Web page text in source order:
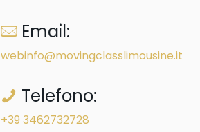
Email:
webinfo@movingclasslimousine.it
Telefono:
+39 3462732728